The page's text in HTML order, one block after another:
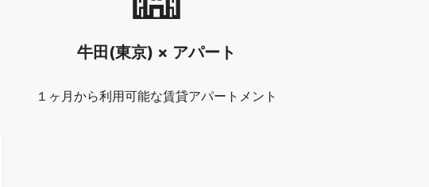
牛田(東京) × アパート
１ヶ月から利用可能な賃貸アパートメント